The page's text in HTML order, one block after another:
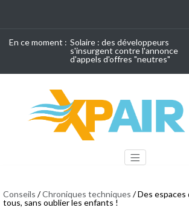
En ce moment : Solaire : des développeurs
s'insurgent contre l'annonce
d'appels d'offres "neutres"
Conseils /Chroniques techniques / Des
tous, sans oublier les enfants !